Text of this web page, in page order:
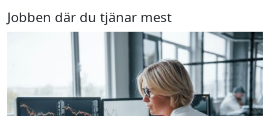
Jobben där du tjänar mest